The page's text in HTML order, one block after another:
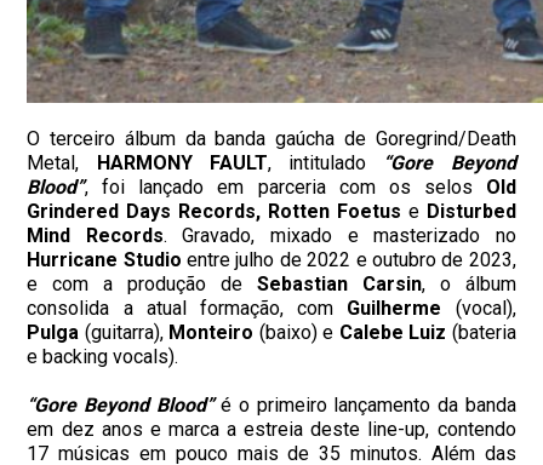
O terceiro álbum da banda gaúcha de Goregrind/Death
Metal, HARMONY FAULT, intitulado
“Gore Beyond
Blood”, foi lançado em parceria com os selos Old
Grindered Days Records, Rotten Foetus e Disturbed
Mind Records. Gravado, mixado e masterizado no
Hurricane Studio entre julho de 2022 e outubro de 2023,
e com a produção de Sebastian Carsin, o álbum
consolida a atual formação, com Guilherme (vocal),
Pulga (guitarra), Monteiro (baixo) e Calebe Luiz (bateria
e backing vocals).
“Gore Beyond Blood”é o primeiro lançamento da banda
em dez anos e marca a estreia deste line-up, contendo
17 músicas em pouco mais de 35 minutos. Além das